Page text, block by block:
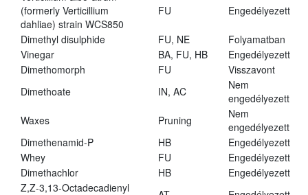
(formerly Verticillium
dahliae) strain WCS850
FU Engedélyezett
Dimethyl disulphide FU, NE
Folyamatban
Vinegar
BA, FU, HB
Engedélyezett
Dimethomorph
FU
Visszavont
Dimethoate
IN, AC
Nem
engedélyezett
Waxes
Pruning
Nem
engedélyezett
Dimethenamid-P
HB
Engedélyezett
Whey
FU
Engedélyezett
Dimethachlor
HB
Engedélyezett
Z,Z-3,13-Octadecadienyl